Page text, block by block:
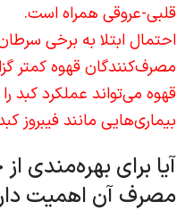
قلبی-عروقی همراه است.
احتمال ابتلا به برخی
مصرف‌کنندگان قهوه کمتر
قهوه می‌تواند عملکرد کبد
بیماری‌هایی مانند فیبروز
آیا برای بهره‌مندی
مصرف آن اهمیت